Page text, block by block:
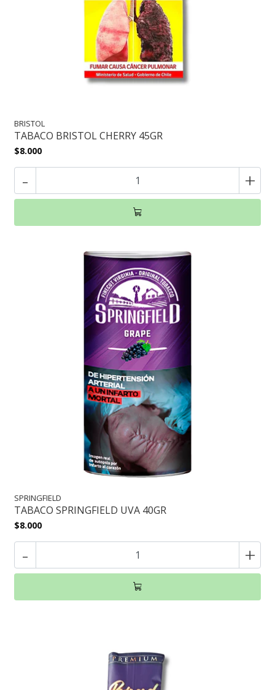
BRISTOL
TABACO BRISTOL CHERRY 45GR
$8.000
- +
SPRINGFIELD
TABACO SPRINGFIELD UVA 40GR
$8.000
- +